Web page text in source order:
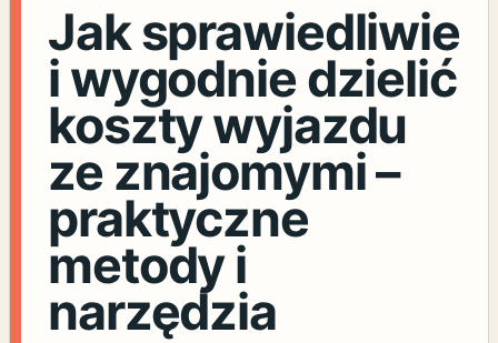
Jak sprawiedliwie
i wygodnie dzielić
koszty wyjazdu
ze znajomymi –
praktyczne
metody i
narzędzia